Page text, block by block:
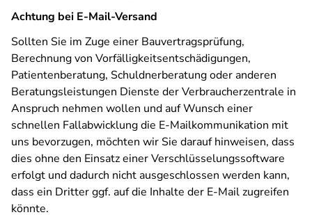
Achtung bei E-Mail-Versand
Sollten Sie im Zuge einer Bauvertragsprüfung,
Berechnung von Vorfälligkeitsentschädigungen,
Patientenberatung, Schuldnerberatung oder anderen
Beratungsleistungen Dienste der Verbraucherzentrale in
Anspruch nehmen wollen und auf Wunsch einer
schnellen Fallabwicklung die E-Mailkommunikation mit
uns bevorzugen, möchten wir Sie darauf hinweisen, dass
dies ohne den Einsatz einer Verschlüsselungssoftware
erfolgt und dadurch nicht ausgeschlossen werden kann,
dass ein Dritter ggf. auf die Inhalte der E-Mail zugreifen
könnte.